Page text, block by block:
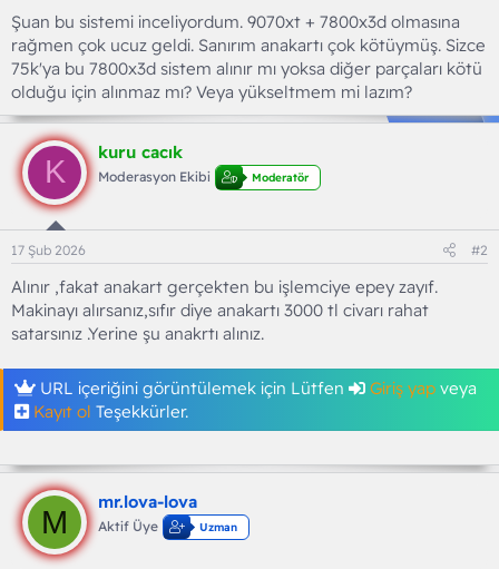
n
i
Şuan bu sistemi inceliyordum. 9070xt + 7800x3d olmasına
rağmen çok ucuz geldi. Sanırım anakartı çok kötüymüş. Sizce
75k'ya bu 7800x3d sistem alınır mı yoksa diğer parçaları kötü
olduğu için alınmaz mı? Veya yükseltmem mi lazım?
K
kuru cacık
Moderasyon Ekibi Moderatör
17 Şub 2026 #2
Alınır ,fakat anakart gerçekten bu işlemciye epey zayıf.
Makinayı alırsanız,sıfır diye anakartı 3000 tl civarı rahat
satarsınız .Yerine şu anakrtı alınız.
URL içeriğini görüntülemek için Lütfen Giriş yap veya
Kayıt ol Teşekkürler.
M
mr.lova-lova
Aktif Üye Uzman